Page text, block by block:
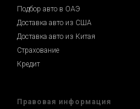
Подбор авто в ОАЭ
Доставка авто из США
Доставка авто из Китая
Страхование
Кредит
Правовая информация